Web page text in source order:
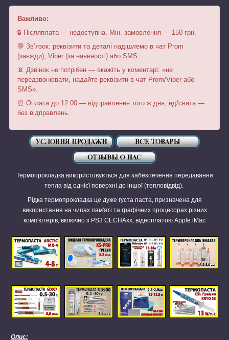
Важливо:
🔒 Післяплата — недоступна. Мін. замовлення — 150 грн.
💬 Зв’язок: реквізити та деталі надішлемо в чат Prom
(завжди), Viber (за наявності) або SMS.
📵 Дзвінок не потрібен — вкажіть у коментарі: «не
передзвонювати, надайте реквізити в чат Prom/Viber або
SMS».
⏰ Оплата до 12:00 — відправлення того ж дня; нд/свята —
без відправлень.
Термопрокладка використовується для забезпечення передавання
тепла від однієї поверхні до іншої (тепловідвід).
Рідка термопрокладка це дуже густа паста, призначена для
використання на чипах пам'яті та графічних процесорах різних
комп'ютерів, включно з PS3 CECHAxx, відеоплатою Apple iMac
Опис: